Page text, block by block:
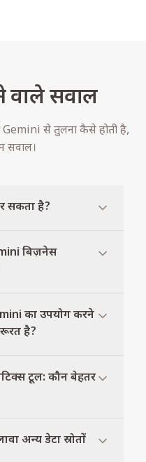
वाले सवाल
से तुलना कैसे होती है,
सवाल।
सकता है?
बिज़नेस
का उपयोग करने
है?
टूल: कौन बेहतर
अन्य डेटा स्रोतों